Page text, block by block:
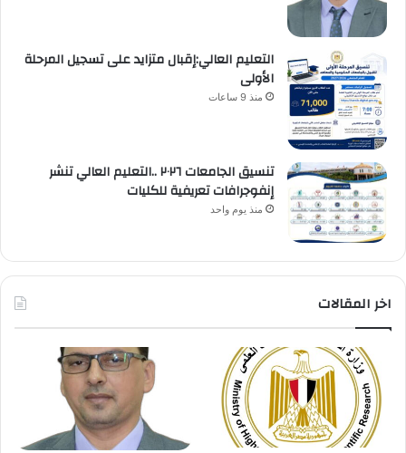
التعليم العالي:إقبال متزايد على تسجيل المرحلة
الأولى
منذ 9 ساعات
تنسيق الجامعات ٢٠٢٦ ..التعليم العالي تنشر
إنفوجرافات تعريفية للكليات
منذ يوم واحد
اخر المقالات